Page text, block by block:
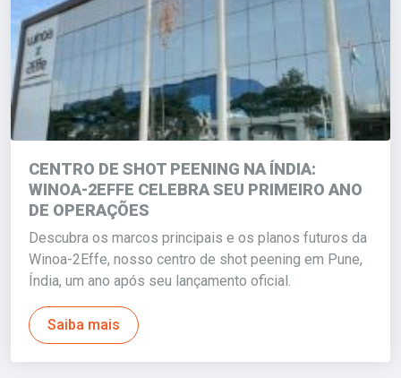
CENTRO DE SHOT PEENING NA ÍNDIA:
WINOA-2EFFE CELEBRA SEU PRIMEIRO ANO
DE OPERAÇÕES
Descubra os marcos principais e os planos futuros da
Winoa-2Effe, nosso centro de shot peening em Pune,
Índia, um ano após seu lançamento oficial.
Saiba mais